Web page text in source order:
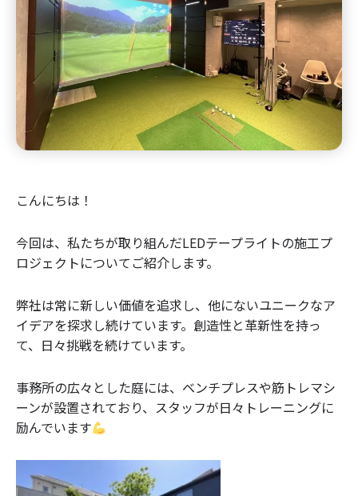
こんにちは！
今回は、私たちが取り組んだLEDテープライトの施工プ
ロジェクトについてご紹介します。
弊社は常に新しい価値を追求し、他にないユニークなア
イデアを探求し続けています。創造性と革新性を持っ
て、日々挑戦を続けています。
事務所の広々とした庭には、ベンチプレスや筋トレマシ
ーンが設置されており、スタッフが日々トレーニングに
励んでいます